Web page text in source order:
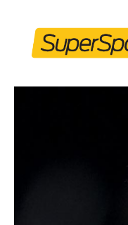
content